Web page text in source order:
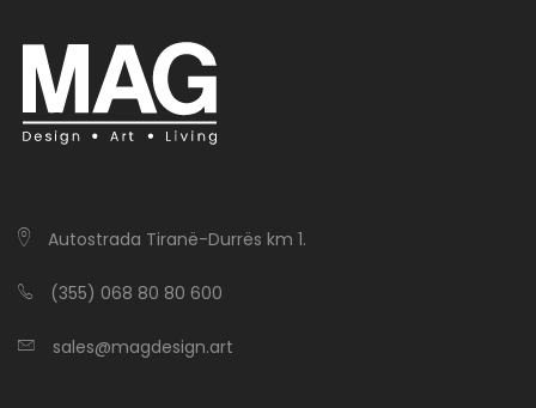
Autostrada Tiranë-Durrës km 1.
(355) 068 80 80 600
sales@magdesign.art